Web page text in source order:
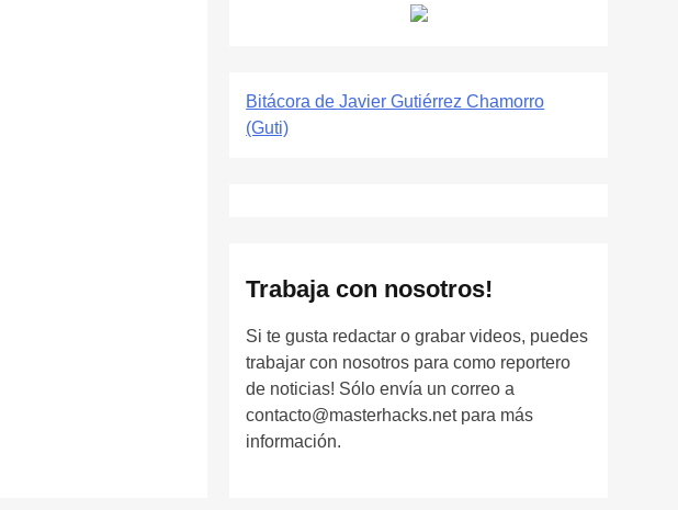
Bitácora de Javier Gutiérrez Chamorro
(Guti)
Trabaja con nosotros!
Si te gusta redactar o grabar videos, puedes
trabajar con nosotros para como reportero
de noticias! Sólo envía un correo a
contacto@masterhacks.net para más
información.